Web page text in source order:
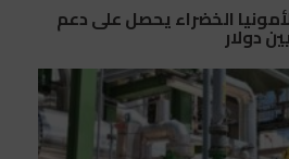
الخضراء يحصل على دعم